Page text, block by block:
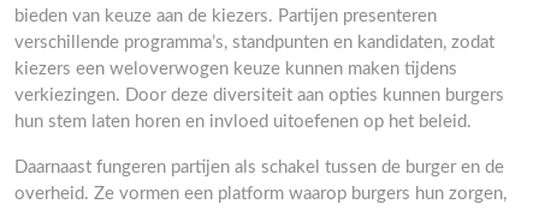
bieden van keuze aan de kiezers. Partijen presenteren
verschillende programma’s, standpunten en kandidaten, zodat
kiezers een weloverwogen keuze kunnen maken tijdens
verkiezingen. Door deze diversiteit aan opties kunnen burgers
hun stem laten horen en invloed uitoefenen op het beleid.
Daarnaast fungeren partijen als schakel tussen de burger en de
overheid. Ze vormen een platform waarop burgers hun zorgen,